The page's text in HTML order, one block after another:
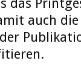
auch